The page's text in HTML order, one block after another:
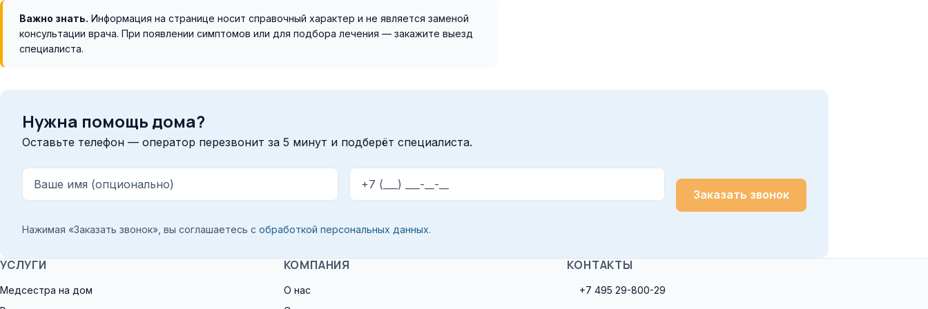
Важно знать. Информация на странице носит справочный характер и не является заменой
консультации врача. При появлении симптомов или для подбора лечения — закажите выезд
специалиста.
Нужна помощь дома?
Оставьте телефон — оператор перезвонит за 5 минут и подберёт специалиста.
Ваше имя (опционально) Телефон
Заказать звонок
Нажимая «Заказать звонок», вы соглашаетесь с обработкой персональных данных.
УСЛУГИ
Медсестра на дом
КОМПАНИЯ
О нас
КОНТАКТЫ
+7 495 29-800-29